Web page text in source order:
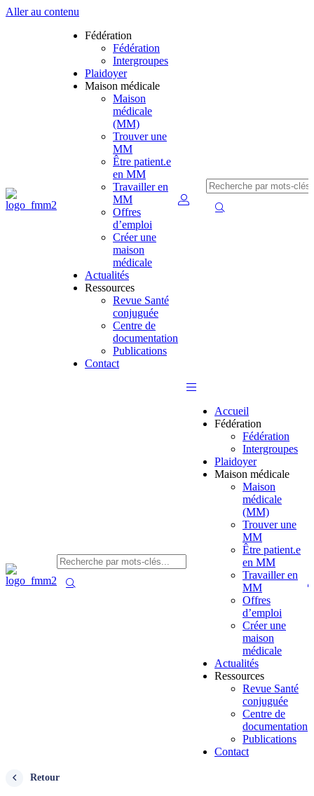
Aller au contenu
Fédération
Fédération
Intergroupes
Plaidoyer
Maison médicale
Maison
médicale
(MM)
Trouver une
MM
Être patient.e
en MM
Travailler en
MM
Offres
d’emploi
Créer une
maison
médicale
Actualités
Ressources
Revue Santé
conjuguée
Centre de
documentation
Publications
Contact
Accueil
Fédération
Fédération
Intergroupes
Plaidoyer
Maison médicale
Maison
médicale
(MM)
Trouver une
MM
Être patient.e
en MM
Travailler en
MM
Offres
d’emploi
Créer une
maison
médicale
Actualités
Ressources
Revue Santé
conjuguée
Centre de
documentation
Publications
Contact
Retour